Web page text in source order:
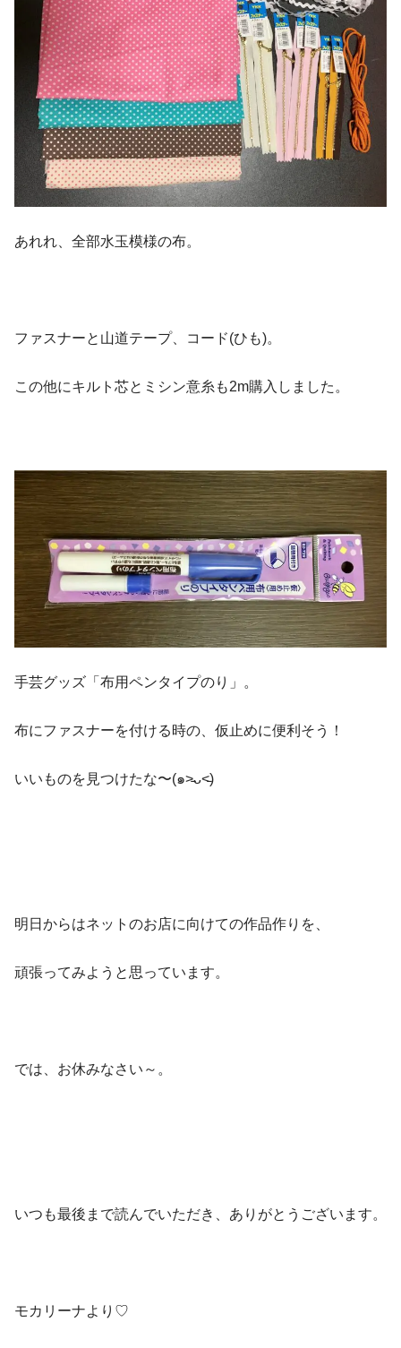
あれれ、全部水玉模様の布。
ファスナーと山道テープ、コード(ひも)。
この他にキルト芯とミシン意糸も2m購入しました。
手芸グッズ「布用ペンタイプのり」。
布にファスナーを付ける時の、仮止めに便利そう！
いいものを見つけたな〜(๑˃̵ᴗ˂̵)
明日からはネットのお店に向けての作品作りを、
頑張ってみようと思っています。
では、お休みなさい～。
いつも最後まで読んでいただき、ありがとうございます。
モカリーナより♡